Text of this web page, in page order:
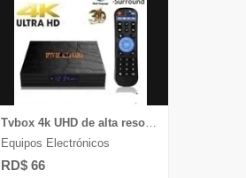
Tvbox 4k UHD de alta resolución aquí, chequea
Equipos Electrónicos
RD$ 66